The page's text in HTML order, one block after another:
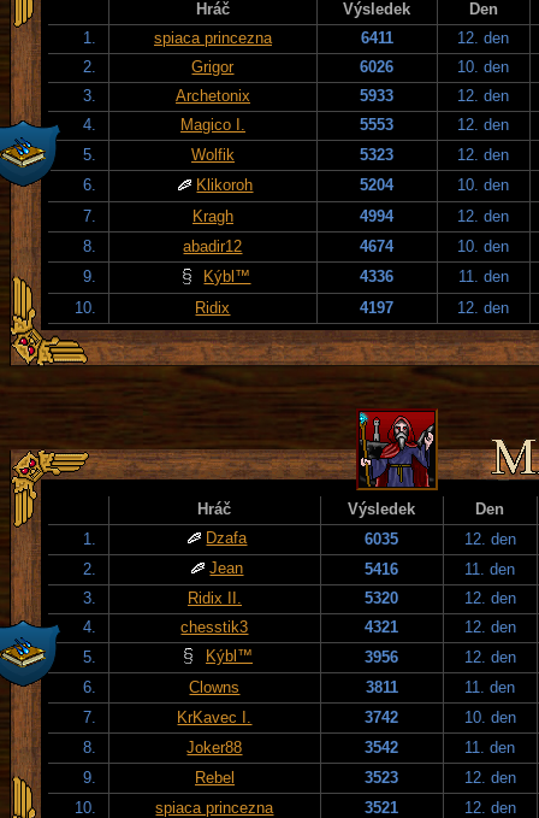
Hráč Výsledek
Den
1.
spiaca princezna 6411
12. den
2.
Grigor 6026
10. den
3.
Archetonix 5933
12. den
4.
Magico I. 5553
12. den
5.
Wolfik 5323
12. den
6.
Klikoroh 5204
10. den
7.
Kragh 4994
12. den
8.
abadir12 4674
10. den
9.
Kýbl™ 4336
11. den
10.
Ridix 4197 12. den
Hráč Výsledek
Den
1.
Dzafa 6035
12. den
2.
Jean 5416
11. den
3.
Ridix II. 5320
12. den
4.
chesstik3 4321
12. den
5.
Kýbl™ 3956
12. den
6.
Clowns 3811
11. den
7.
KrKavec I. 3742
10. den
8.
Joker88 3542
11. den
9.
Rebel 3523
12. den
10.
spiaca princezna 3521 12. den